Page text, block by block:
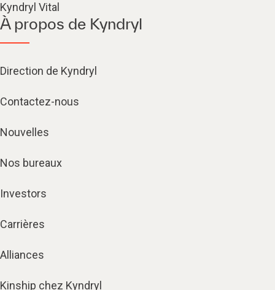
Kyndryl Vital
À propos de Kyndryl
Direction de Kyndryl
Contactez-nous
Nouvelles
Nos bureaux
Investors
Carrières
Alliances
Kinship chez Kyndryl